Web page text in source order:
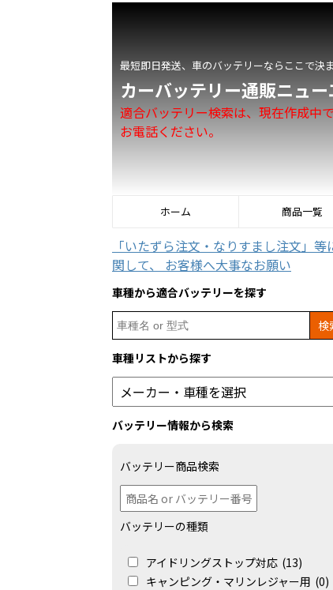
最短即日発送、車のバッテリーならここで決
カーバッテリー通販ニュ
適合バッテリー検索は、現在作成中
お電話ください。
ホーム 商品一覧
「いたずら注文・なりすまし注文」等
関して、 お客様へ大事なお願い
車種から適合バッテリーを探す
Search
for:
車種リストから探す
バッテリー情報から検索
バッテリー商品検索
バッテリーの種類
アイドリングストップ対応 (13)
キャンピング・マリンレジャー用 (0)